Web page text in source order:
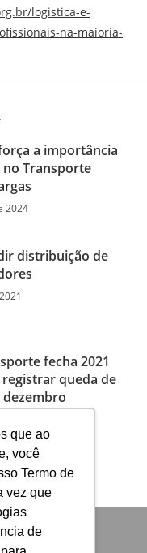
que ao
você
Termo de
vez que
de
logistica-e-
na-maioria-
a importância
no Transporte
2024
distribuição de
fecha 2021
queda de